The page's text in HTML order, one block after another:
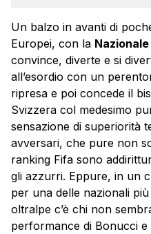
Un balzo in avanti di
Europei, con la
convince, diverte e si
all’esordio con un
ripresa e poi concede il
Svizzera col medesimo
sensazione di superiorità
avversari, che pure non
ranking Fifa sono
gli azzurri. Eppure, in un
per una delle nazionali
oltralpe c’è chi non
performance di Bonucci e